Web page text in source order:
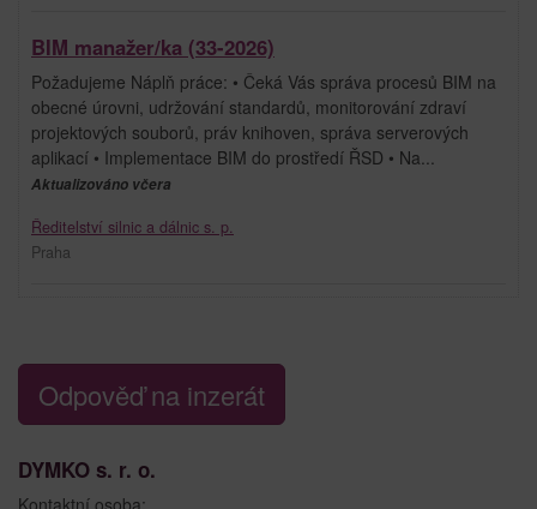
BIM manažer/ka (33-2026)
Požadujeme Náplň práce: • Čeká Vás správa procesů BIM na
obecné úrovni, udržování standardů, monitorování zdraví
projektových souborů, práv knihoven, správa serverových
aplikací • Implementace BIM do prostředí ŘSD • Na...
Aktualizováno včera
Ředitelství silnic a dálnic s. p.
Praha
Odpověď na inzerát
DYMKO s. r. o.
Kontaktní osoba: